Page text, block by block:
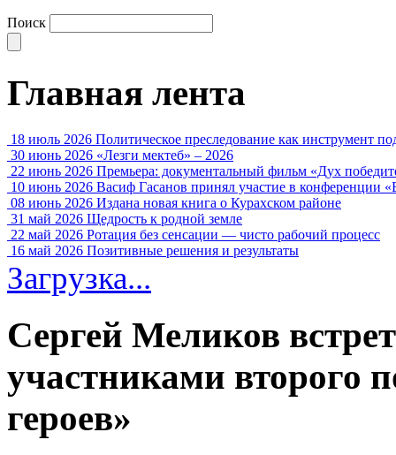
Поиск
Главная лента
18 июль 2026 Политическое преследование как инструмент
30 июнь 2026 «Лезги мектеб» – 2026
22 июнь 2026 Премьера: документальный фильм «Дух
10 июнь 2026 Васиф Гасанов принял участие в конференции
08 июнь 2026 Издана новая книга о Курахском районе
31 май 2026 Щедрость к родной земле
22 май 2026 Ротация без сенсации — чисто рабочий процесс
16 май 2026 Позитивные решения и результаты
Загрузка...
Сергей Меликов
участниками второго
героев»